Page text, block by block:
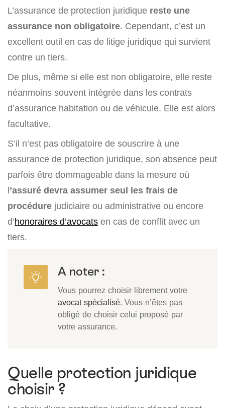
L’assurance de protection juridique reste une
assurance non obligatoire. Cependant, c’est un
excellent outil en cas de litige juridique qui survient
contre un tiers.
De plus, même si elle est non obligatoire, elle reste
néanmoins souvent intégrée dans les contrats
d’assurance habitation ou de véhicule. Elle est alors
facultative.
S’il n’est pas obligatoire de souscrire à une
assurance de protection juridique, son absence peut
parfois être dommageable dans la mesure où
l’assuré devra assumer seul les frais de
procédure judiciaire ou administrative ou encore
d’honoraires d’avocats en cas de conflit avec un
tiers.
A noter :
Vous pourrez choisir librement votre
avocat spécialisé. Vous n’êtes pas
obligé de choisir celui proposé par
votre assurance.
Quelle protection juridique
choisir ?